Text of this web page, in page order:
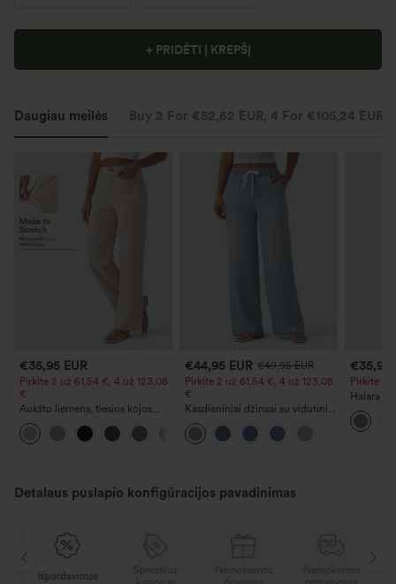
+ PRIDĖTI Į KREPŠĮ
Daugiau meilės Buy 2 For €52,62 EUR, 4 For €105,24 EUR
€35,95 EUR
Pirkite 2 už 61,54 €, 4 už 123,08
€
Aukšto liemens, tiesios kojos
kasdieninės lininio pojūčio
kelnės su kišenėmis
€44,95 EUR €49,95 EUR
Pirkite 2 už 61,54 €, 4 už 123,08
€
Kasdieniniai džinsai su vidutiniu
liemeniu, raišteliu ir kišenėmis
€35,95
Pirkite 2,
Halara
Detalaus puslapio konfigūracijos pavadinimas
Išpardavimas